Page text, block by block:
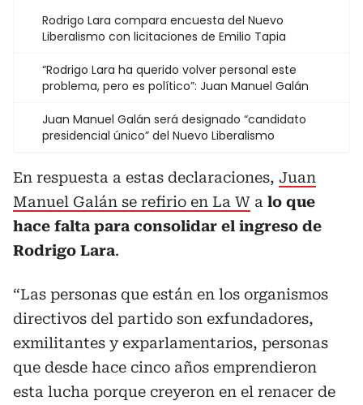
Rodrigo Lara compara encuesta del Nuevo
Liberalismo con licitaciones de Emilio Tapia
“Rodrigo Lara ha querido volver personal este
problema, pero es político”: Juan Manuel Galán
Juan Manuel Galán será designado “candidato
presidencial único” del Nuevo Liberalismo
En respuesta a estas declaraciones, Juan
Manuel Galán se refirio en La W a lo que
hace falta para consolidar el ingreso de
Rodrigo Lara.
“Las personas que están en los organismos
directivos del partido son exfundadores,
exmilitantes y exparlamentarios, personas
que desde hace cinco años emprendieron
esta lucha porque creyeron en el renacer de